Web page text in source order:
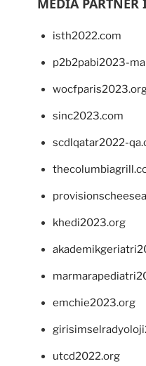
MEDIA PARTNER
isth2022.com
p2b2pabi2023-
sinc2023.com
scdlqatar2022-
khedi2023.org
emchie2023.org
utcd2022.org